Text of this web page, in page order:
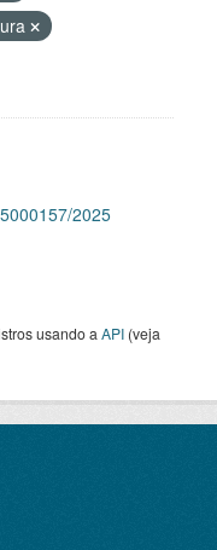
2025
usando a API (veja